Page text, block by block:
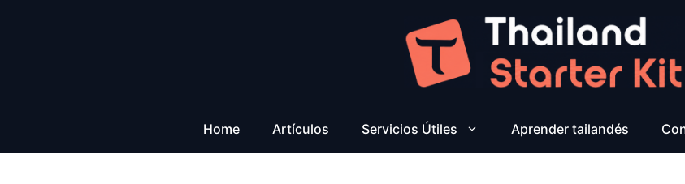
Home Artículos Servicios Útiles Aprender tailandés